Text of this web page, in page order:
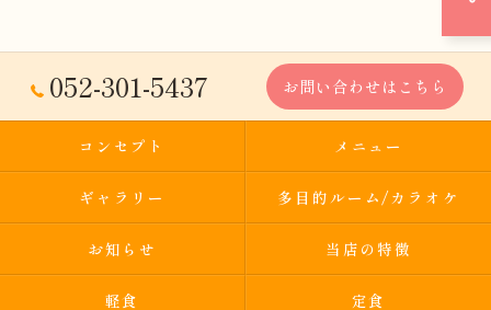
052-301-5437 お問い合わせはこちら
コンセプト メニュー
ギャラリー 多目的ルーム/カラオケ
お知らせ 当店の特徴
軽食 定食